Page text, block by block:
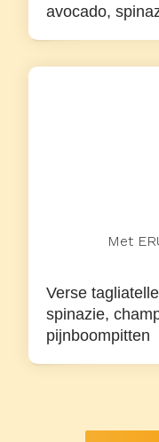
avocado,
Met
Verse
spinazie,
pijnboompitten